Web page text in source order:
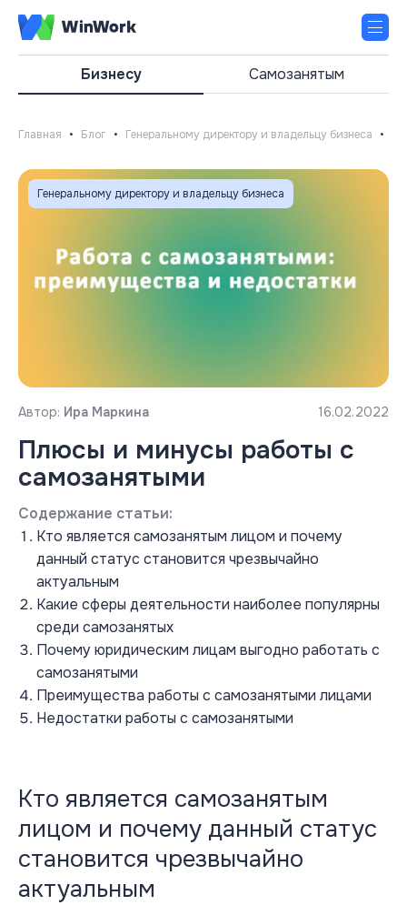
Бизнесу Самозанятым
Главная • Блог • Генеральному директору и владельцу бизнеса •
Генеральному директору и владельцу бизнеса
Автор: Ира Маркина 16.02.2022
Плюсы и минусы работы с
самозанятыми
Содержание статьи:
Кто является самозанятым лицом и почему
данный статус становится чрезвычайно
актуальным
Какие сферы деятельности наиболее популярны
среди самозанятых
Почему юридическим лицам выгодно работать с
самозанятыми
Преимущества работы с самозанятыми лицами
Недостатки работы с самозанятыми
Кто является самозанятым
лицом и почему данный статус
становится чрезвычайно
актуальным